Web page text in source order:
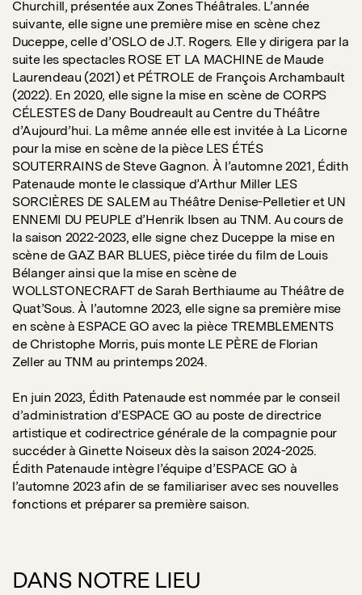
Churchill, présentée aux Zones Théâtrales. L’année
suivante, elle signe une première mise en scène chez
Duceppe, celle d’OSLO de J.T. Rogers. Elle y dirigera par la
suite les spectacles ROSE ET LA MACHINE de Maude
Laurendeau (2021) et PÉTROLE de François Archambault
(2022). En 2020, elle signe la mise en scène de CORPS
CÉLESTES de Dany Boudreault au Centre du Théâtre
d’Aujourd’hui. La même année elle est invitée à La Licorne
pour la mise en scène de la pièce LES ÉTÉS
SOUTERRAINS de Steve Gagnon. À l’automne 2021, Édith
Patenaude monte le classique d’Arthur Miller LES
SORCIÈRES DE SALEM au Théâtre Denise-Pelletier et UN
ENNEMI DU PEUPLE d’Henrik Ibsen au TNM. Au cours de
la saison 2022-2023, elle signe chez Duceppe la mise en
scène de GAZ BAR BLUES, pièce tirée du film de Louis
Bélanger ainsi que la mise en scène de
WOLLSTONECRAFT de Sarah Berthiaume au Théâtre de
Quat’Sous. À l’automne 2023, elle signe sa première mise
en scène à ESPACE GO avec la pièce TREMBLEMENTS
de Christophe Morris, puis monte LE PÈRE de Florian
Zeller au TNM au printemps 2024.
En juin 2023, Édith Patenaude est nommée par le conseil
d’administration d’ESPACE GO au poste de directrice
artistique et codirectrice générale de la compagnie pour
succéder à Ginette Noiseux dès la saison 2024-2025.
Édith Patenaude intègre l’équipe d’ESPACE GO à
l’automne 2023 afin de se familiariser avec ses nouvelles
fonctions et préparer sa première saison.
DANS NOTRE LIEU